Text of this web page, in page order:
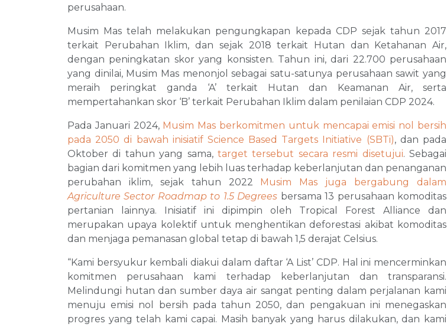
perusahaan.
Musim Mas telah melakukan pengungkapan kepada CDP sejak tahun 2017
terkait Perubahan Iklim, dan sejak 2018 terkait Hutan dan Ketahanan Air,
dengan peningkatan skor yang konsisten. Tahun ini, dari 22.700 perusahaan
yang dinilai, Musim Mas menonjol sebagai satu-satunya perusahaan sawit yang
meraih peringkat ganda ‘A’ terkait Hutan dan Keamanan Air, serta
mempertahankan skor ‘B’ terkait Perubahan Iklim dalam penilaian CDP 2024.
Pada Januari 2024, Musim Mas berkomitmen untuk mencapai emisi nol bersih
pada 2050 di bawah inisiatif Science Based Targets Initiative (SBTi), dan pada
Oktober di tahun yang sama, target tersebut secara resmi disetujui. Sebagai
bagian dari komitmen yang lebih luas terhadap keberlanjutan dan penanganan
perubahan iklim, sejak tahun 2022 Musim Mas juga bergabung dalam
Agriculture Sector Roadmap to 1.5 Degrees bersama 13 perusahaan komoditas
pertanian lainnya. Inisiatif ini dipimpin oleh Tropical Forest Alliance dan
merupakan upaya kolektif untuk menghentikan deforestasi akibat komoditas
dan menjaga pemanasan global tetap di bawah 1,5 derajat Celsius.
“Kami bersyukur kembali diakui dalam daftar ‘A List’ CDP. Hal ini mencerminkan
komitmen perusahaan kami terhadap keberlanjutan dan transparansi.
Melindungi hutan dan sumber daya air sangat penting dalam perjalanan kami
menuju emisi nol bersih pada tahun 2050, dan pengakuan ini menegaskan
progres yang telah kami capai. Masih banyak yang harus dilakukan, dan kami